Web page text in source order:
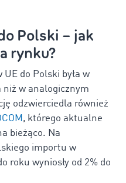
Polski – jak
rynku?
do Polski była w
niż w analogicznym
odzwierciedla również
, którego aktualne
bieżąco. Na
importu w
roku wyniosły od 2% do